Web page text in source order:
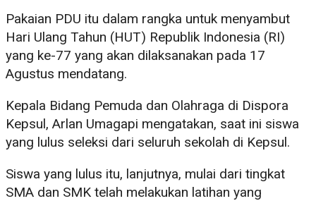
Pakaian PDU itu dalam rangka untuk menyambut
Hari Ulang Tahun (HUT) Republik Indonesia (RI)
yang ke-77 yang akan dilaksanakan pada 17
Agustus mendatang.
Kepala Bidang Pemuda dan Olahraga di Dispora
Kepsul, Arlan Umagapi mengatakan, saat ini siswa
yang lulus seleksi dari seluruh sekolah di Kepsul.
Siswa yang lulus itu, lanjutnya, mulai dari tingkat
SMA dan SMK telah melakukan latihan yang